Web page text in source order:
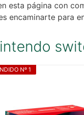
esta página con
encaminarte para
Nº 1